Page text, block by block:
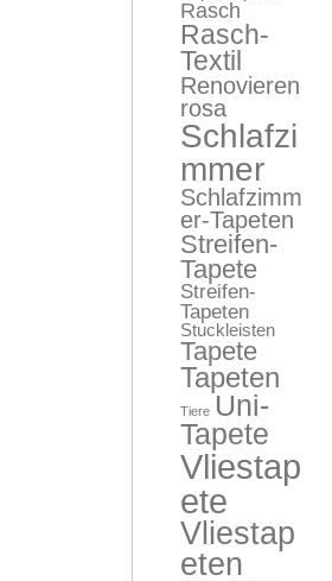
Rasch
Rasch-
Textil
Renovieren
rosa
Schlafzi
mmer
Schlafzimm
er-Tapeten
Streifen-
Tapete
Streifen-
Tapeten
Stuckleisten
Tapete
Tapeten
Tiere Uni-
Tapete
Vliestap
ete
Vliestap
eten